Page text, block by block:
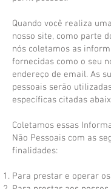
Quando você realiza
nosso site, como parte
nós coletamos as
fornecidas como o seu
endereço de email. As
pessoais serão
específicas citadas
Coletamos essas
Não Pessoais com as
finalidades:
Para prestar e operar